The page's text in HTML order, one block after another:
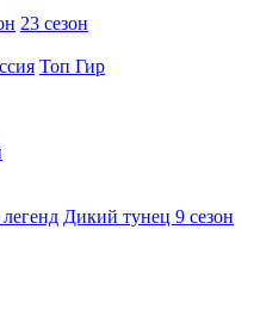
23 сезон
Топ Гир
Дикий тунец 9 сезон